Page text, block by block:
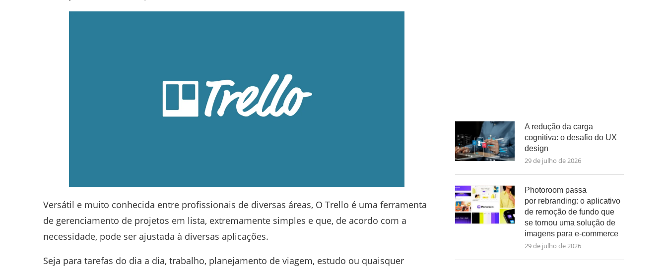
Versátil e muito conhecida entre profissionais de diversas áreas, O Trello é uma ferramenta
de gerenciamento de projetos em lista, extremamente simples e que, de acordo com a
necessidade, pode ser ajustada à diversas aplicações.
Seja para tarefas do dia a dia, trabalho, planejamento de viagem, estudo ou quaisquer
A redução da carga
cognitiva: o desafio do UX
design
29 de julho de 2026
Photoroom passa
por rebranding: o aplicativo
de remoção de fundo que
se tornou uma solução de
imagens para e-commerce
29 de julho de 2026